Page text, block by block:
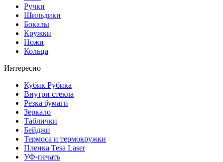
Ручки
Шильдики
Бокалы
Кружки
Ножи
Кольца
Интересно
Кубик Рубика
Внутри стекла
Резка бумаги
Зеркало
Таблички
Бейджи
Термоса и термокружки
Пленка Tesa Laser
УФ-печать